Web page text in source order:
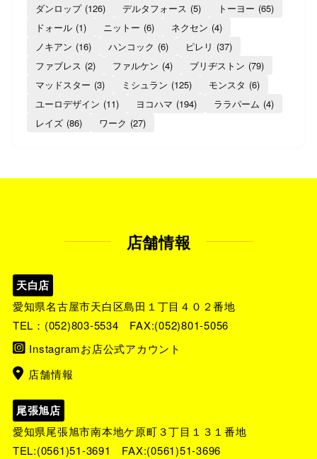
ダンロップ (126) デルタフォース (5) トーヨー (65)
ドォール (1) ニットー (6) ネクセン (4)
ノキアン (16) ハンコック (6) ピレリ (37)
ファブレス (2) ファルケン (4) ブリヂストン (79)
マッドスター (3) ミシュラン (125) モンスタ (6)
ユーロデザイン (11) ヨコハマ (194) ララパーム (4)
レイズ (86) ワーク (27)
店舗情報
天白店
愛知県名古屋市天白区島田１丁目４０２番地
TEL： (052)803-5534 FAX:(052)801-5056
Instagramお店公式アカウント
店舗情報
尾張旭店
愛知県尾張旭市南本地ケ原町３丁目１３１番地
TEL:(0561)51-3691
FAX:(0561)51-3696